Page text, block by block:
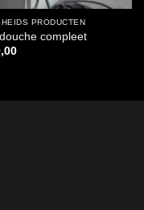
PRODUCTEN
compleet